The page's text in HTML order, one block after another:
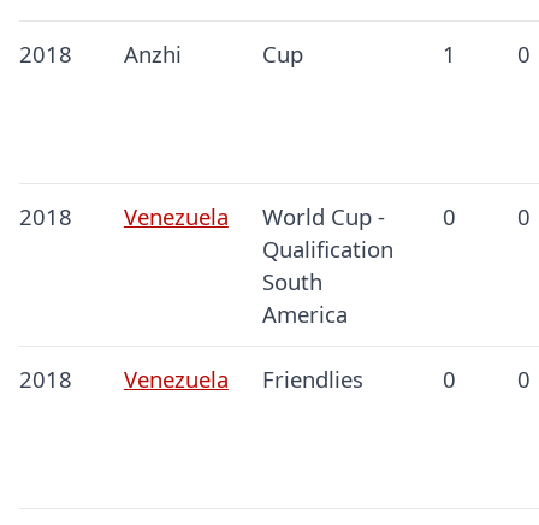
2018 Anzhi Cup 1 0
2018 Venezuela
World Cup -
Qualification
South
America
0 0
2018 Venezuela Friendlies 0 0